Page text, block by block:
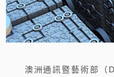
澳洲通訊暨藝術部（